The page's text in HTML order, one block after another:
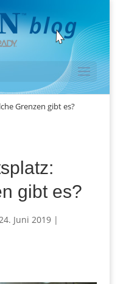
Grenzen gibt es?
gibt es?
24. Juni 2019|